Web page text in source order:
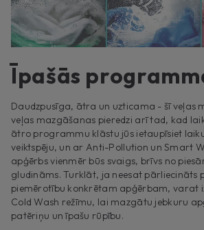
Īpašās
Daudzpusīga, ātra un uzticama - šī veļas
veļas mazgāšanas pieredzi arī tad, kad
ātro programmu klāstu jūs ietaupīsiet
veiktspēju, un ar Anti-Pollution un Smart
apģērbs vienmēr būs svaigs, brīvs no
gludināms. Turklāt, ja neesat
piemērotību konkrētam apģērbam, varat
Cold Wash režīmu, lai mazgātu jebkuru
patēriņu un īpašu rūpību.